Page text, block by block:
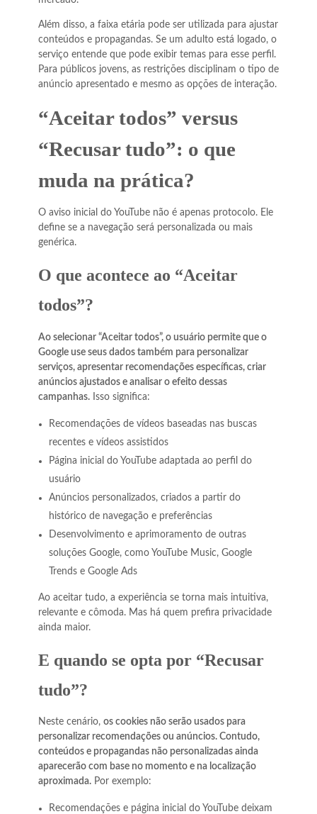
Além disso, a faixa etária pode ser utilizada para ajustar
conteúdos e propagandas. Se um adulto está logado, o
serviço entende que pode exibir temas para esse perfil.
Para públicos jovens, as restrições disciplinam o tipo de
anúncio apresentado e mesmo as opções de interação.
“Aceitar todos” versus
“Recusar tudo”: o que
muda na prática?
O aviso inicial do YouTube não é apenas protocolo. Ele
define se a navegação será personalizada ou mais
genérica.
O que acontece ao “Aceitar
todos”?
Ao selecionar “Aceitar todos”, o usuário permite que o
Google use seus dados também para personalizar
serviços, apresentar recomendações específicas, criar
anúncios ajustados e analisar o efeito dessas
campanhas.Isso significa:
Recomendações de vídeos baseadas nas buscas
recentes e vídeos assistidos
Página inicial do YouTube adaptada ao perfil do
usuário
Anúncios personalizados, criados a partir do
histórico de navegação e preferências
Desenvolvimento e aprimoramento de outras
soluções Google, como YouTube Music, Google
Trends e Google Ads
Ao aceitar tudo, a experiência se torna mais intuitiva,
relevante e cômoda. Mas há quem prefira privacidade
ainda maior.
E quando se opta por “Recusar
tudo”?
Neste cenário, os cookies não serão usados para
personalizar recomendações ou anúncios. Contudo,
conteúdos e propagandas não personalizadas ainda
aparecerão com base no momento e na localização
aproximada.Por exemplo:
Recomendações e página inicial do YouTube deixam